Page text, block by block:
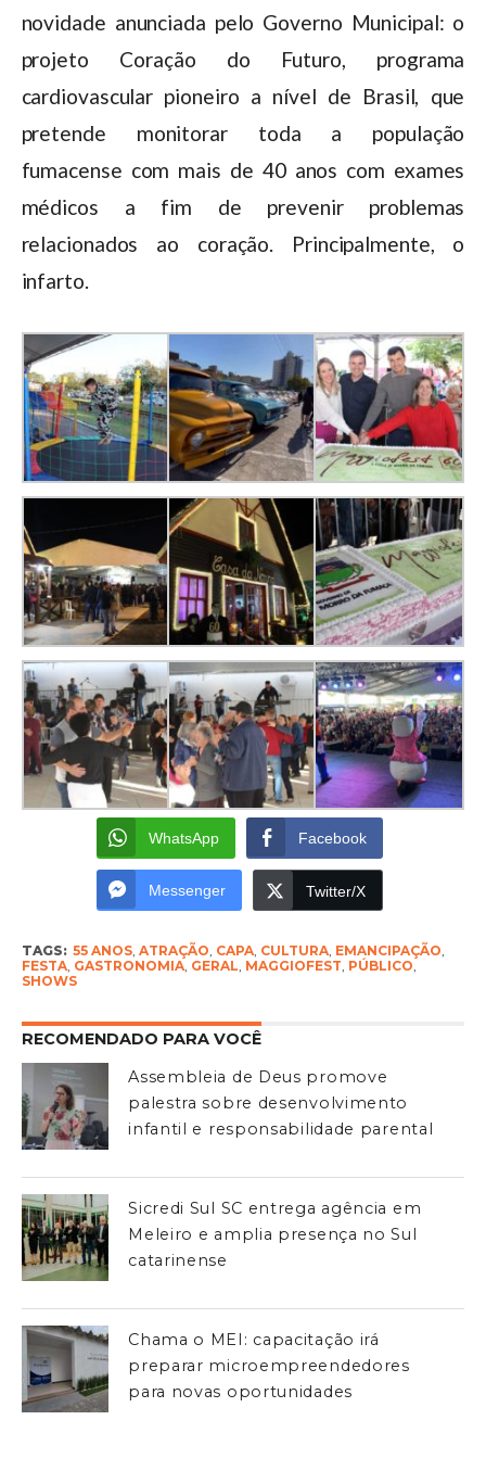
novidade anunciada pelo Governo Municipal: o
projeto Coração do Futuro, programa
cardiovascular pioneiro a nível de Brasil, que
pretende monitorar toda a população
fumacense com mais de 40 anos com exames
médicos a fim de prevenir problemas
relacionados ao coração. Principalmente, o
infarto.
WhatsApp Facebook
Messenger Twitter/X
TAGS: 55 ANOS, ATRAÇÃO, CAPA, CULTURA, EMANCIPAÇÃO,
FESTA, GASTRONOMIA, GERAL, MAGGIOFEST, PÚBLICO,
SHOWS
RECOMENDADO PARA VOCÊ
Assembleia de Deus promove
palestra sobre desenvolvimento
infantil e responsabilidade parental
Sicredi Sul SC entrega agência em
Meleiro e amplia presença no Sul
catarinense
Chama o MEI: capacitação irá
preparar microempreendedores
para novas oportunidades